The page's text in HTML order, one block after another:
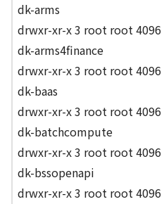
dk-arms
drwxr-xr-x 3 root root 4096
dk-arms4finance
drwxr-xr-x 3 root root 4096
dk-baas
drwxr-xr-x 3 root root 4096
dk-batchcompute
drwxr-xr-x 3 root root 4096
dk-bssopenapi
drwxr-xr-x 3 root root 4096